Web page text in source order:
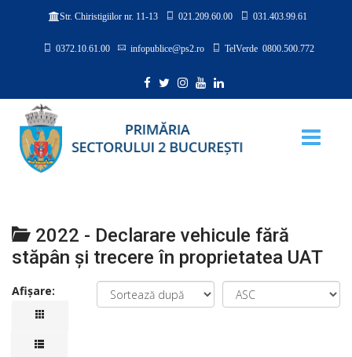
Str. Chiristigiilor nr. 11-13 021.209.60.00 031.403.99.61
0372.10.61.00 infopublice@ps2.ro TelVerde 0800.500.772
2022 - Declarare vehicule fără
stăpân şi trecere în proprietatea UAT
Afișare: